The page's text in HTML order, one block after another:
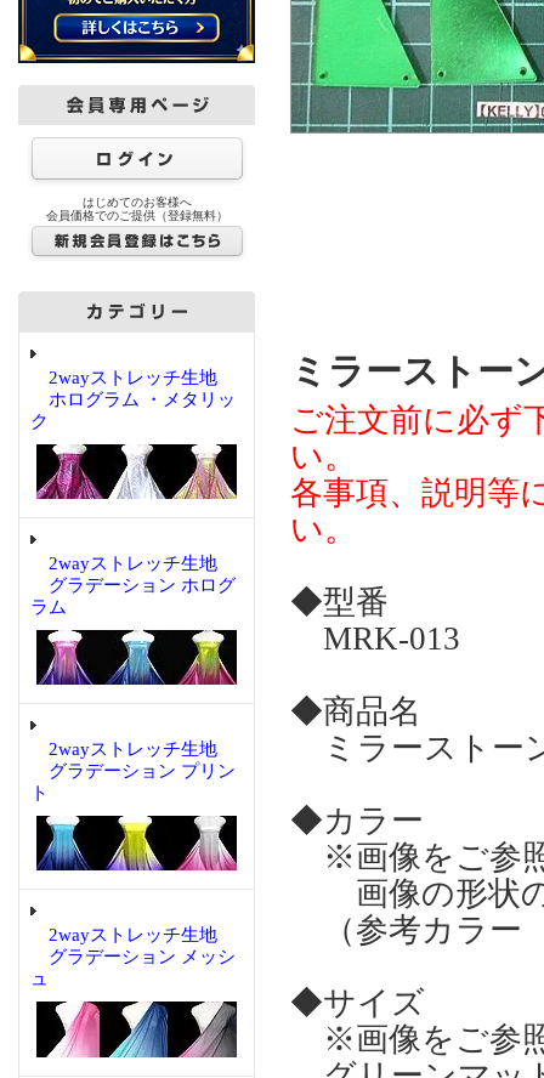
はじめてのお客様へ
会員価格でのご提供（登録無料）
2wayストレッチ生地
ホログラム ・メタリッ
ク
2wayストレッチ生地
グラデーション ホログ
ラム
2wayストレッチ生地
グラデーション プリン
ト
2wayストレッチ生地
グラデーション メッシ
ュ
ミラーストー
ご注文前に必ず
い。
各事項、説明等
い。
◆型番
MRK-013
◆商品名
ミラーストー
◆カラー
※画像をご参
画像の形状の
（参考カラー
◆サイズ
※画像をご参